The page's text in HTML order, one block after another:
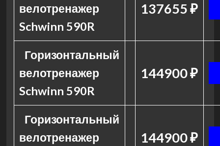
велотренажер
Schwinn 590R
137655 ₽
Горизонтальный
велотренажер
Schwinn 590R
144900 ₽
Горизонтальный
велотренажер
144900 ₽